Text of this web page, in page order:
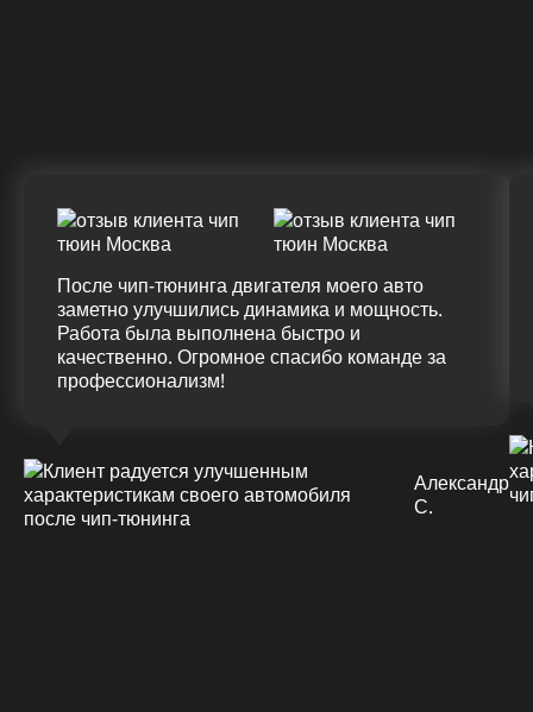
После чип-тюнинга двигателя моего авто
заметно улучшились динамика и мощность.
Работа была выполнена быстро и
качественно. Огромное спасибо команде за
профессионализм!
Александр
С.